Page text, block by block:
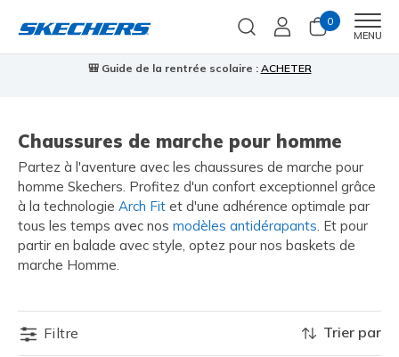
0
MENU
🎒 Guide de la rentrée scolaire : ACHETER
Chaussures de marche pour homme
Partez à l'aventure avec les chaussures de marche pour
homme Skechers. Profitez d'un confort exceptionnel grâce
à la technologie Arch Fit et d'une adhérence optimale par
tous les temps avec nos modèles antidérapants. Et pour
partir en balade avec style, optez pour nos baskets de
marche Homme.
Filtre Trier par